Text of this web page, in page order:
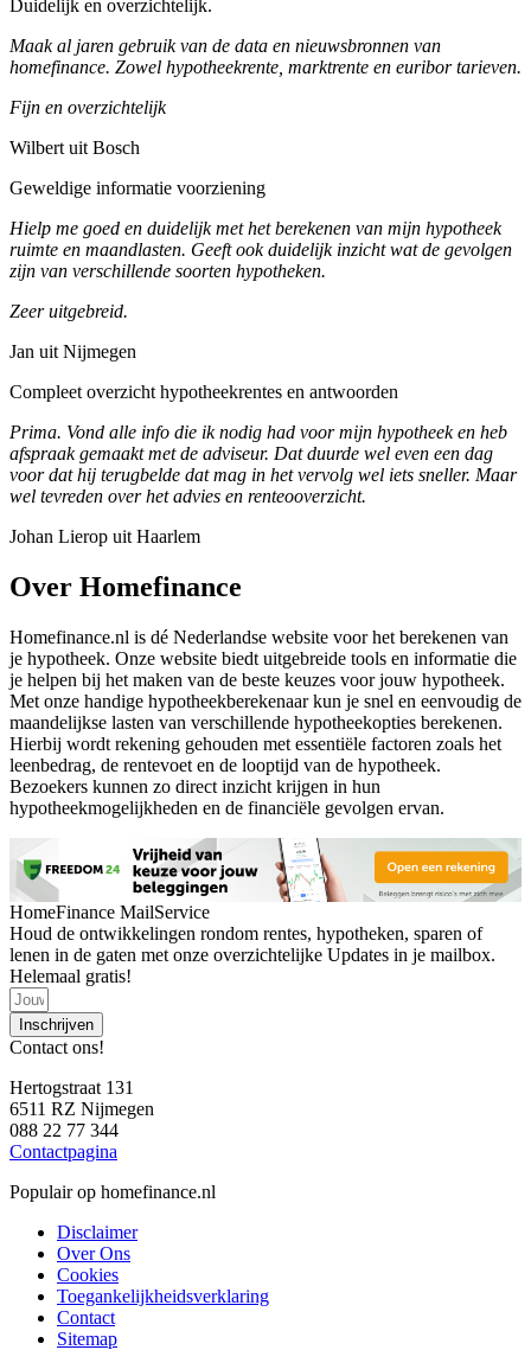
Duidelijk en overzichtelijk.
Maak al jaren gebruik van de data en nieuwsbronnen van
homefinance. Zowel hypotheekrente, marktrente en euribor tarieven.
Fijn en overzichtelijk
Wilbert uit Bosch
Geweldige informatie voorziening
Hielp me goed en duidelijk met het berekenen van mijn hypotheek
ruimte en maandlasten. Geeft ook duidelijk inzicht wat de gevolgen
zijn van verschillende soorten hypotheken.
Zeer uitgebreid.
Jan uit Nijmegen
Compleet overzicht hypotheekrentes en antwoorden
Prima. Vond alle info die ik nodig had voor mijn hypotheek en heb
afspraak gemaakt met de adviseur. Dat duurde wel even een dag
voor dat hij terugbelde dat mag in het vervolg wel iets sneller. Maar
wel tevreden over het advies en renteooverzicht.
Johan Lierop uit Haarlem
Over Homefinance
Homefinance.nl is dé Nederlandse website voor het berekenen van
je hypotheek. Onze website biedt uitgebreide tools en informatie die
je helpen bij het maken van de beste keuzes voor jouw hypotheek.
Met onze handige hypotheekberekenaar kun je snel en eenvoudig de
maandelijkse lasten van verschillende hypotheekopties berekenen.
Hierbij wordt rekening gehouden met essentiële factoren zoals het
leenbedrag, de rentevoet en de looptijd van de hypotheek.
Bezoekers kunnen zo direct inzicht krijgen in hun
hypotheekmogelijkheden en de financiële gevolgen ervan.
HomeFinance MailService
Houd de ontwikkelingen rondom rentes, hypotheken, sparen of
lenen in de gaten met onze overzichtelijke Updates in je mailbox.
Helemaal gratis!
Inschrijven
Contact ons!
Hertogstraat 131
6511 RZ Nijmegen
088 22 77 344
Contactpagina
Populair op homefinance.nl
Disclaimer
Over Ons
Cookies
Toegankelijkheidsverklaring
Contact
Sitemap